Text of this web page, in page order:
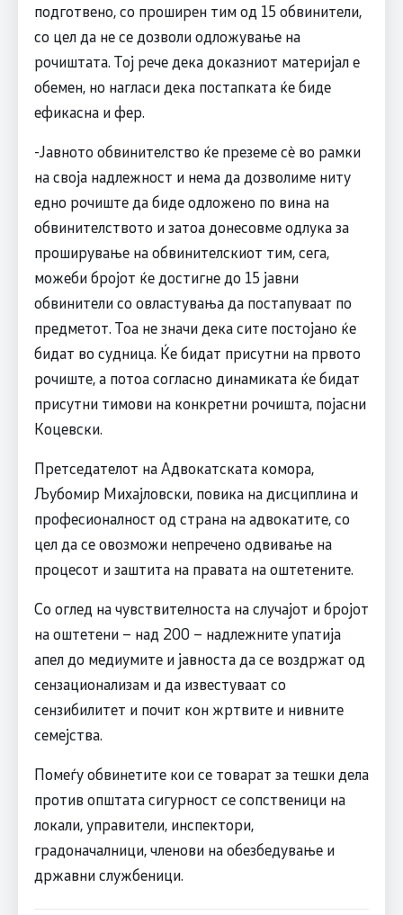
подготвено, со проширен тим од 15 обвинители,
со цел да не се дозволи одложување на
рочиштата. Тој рече дека доказниот материјал е
обемен, но нагласи дека постапката ќе биде
ефикасна и фер.
-Јавното обвинителство ќе преземе сѐ во рамки
на своја надлежност и нема да дозволиме ниту
едно рочиште да биде одложено по вина на
обвинителството и затоа донесовме одлука за
проширување на обвинителскиот тим, сега,
можеби бројот ќе достигне до 15 јавни
обвинители со овластувања да постапуваат по
предметот. Тоа не значи дека сите постојано ќе
бидат во судница. Ќе бидат присутни на првото
рочиште, а потоа согласно динамиката ќе бидат
присутни тимови на конкретни рочишта, појасни
Коцевски.
Претседателот на Адвокатската комора,
Љубомир Михајловски, повика на дисциплина и
професионалност од страна на адвокатите, со
цел да се овозможи непречено одвивање на
процесот и заштита на правата на оштетените.
Со оглед на чувствителноста на случајот и бројот
на оштетени – над 200 – надлежните упатија
апел до медиумите и јавноста да се воздржат од
сензационализам и да известуваат со
сензибилитет и почит кон жртвите и нивните
семејства.
Помеѓу обвинетите кои се товарат за тешки дела
против општата сигурност се сопственици на
локали, управители, инспектори,
градоначалници, членови на обезбедување и
државни службеници.